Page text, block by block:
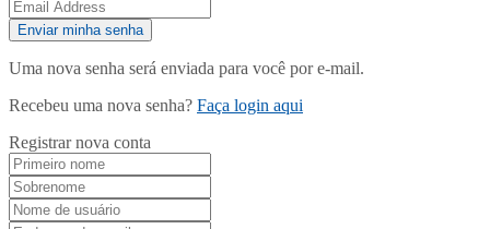
Uma nova senha será enviada para você por e-mail.
Recebeu uma nova senha? Faça login aqui
Registrar nova conta